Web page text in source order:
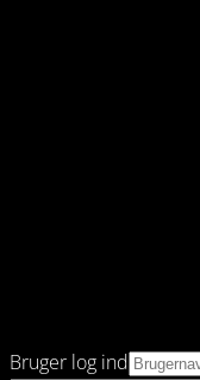
Bruger log ind